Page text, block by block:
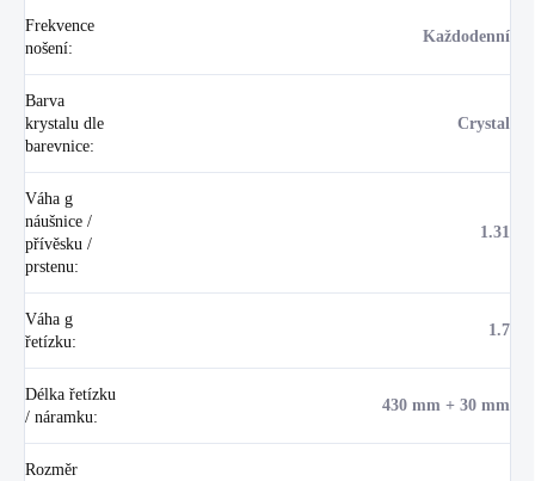
Frekvence
nošení:
Každodenní
Barva
krystalu dle
barevnice:
Crystal
Váha g
náušnice /
přívěsku /
prstenu:
1.31
Váha g
řetízku:
1.7
Délka řetízku
/ náramku:
430 mm + 30 mm
Rozměr